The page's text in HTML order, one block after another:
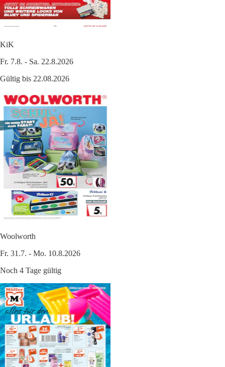
KiK
Fr. 7.8. - Sa. 22.8.2026
Gültig bis 22.08.2026
Woolworth
Fr. 31.7. - Mo. 10.8.2026
Noch 4 Tage gültig